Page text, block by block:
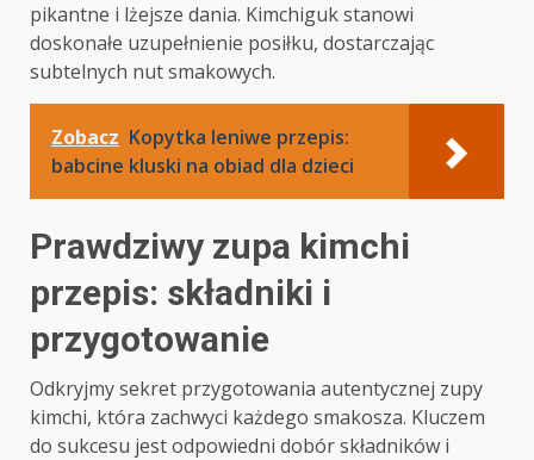
pikantne i lżejsze dania. Kimchiguk stanowi
doskonałe uzupełnienie posiłku, dostarczając
subtelnych nut smakowych.
Zobacz Kopytka leniwe przepis:
babcine kluski na obiad dla dzieci
Prawdziwy zupa kimchi
przepis: składniki i
przygotowanie
Odkryjmy sekret przygotowania autentycznej zupy
kimchi, która zachwyci każdego smakosza. Kluczem
do sukcesu jest odpowiedni dobór składników i